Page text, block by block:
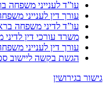
עו”ד לענייני משפחה
עורך דין לענייני
עו”ד לדיני משפחה
משרד עורכי דין
עורך דין לענייני
הגשת בקשה ליישוב
גישור בגירושין